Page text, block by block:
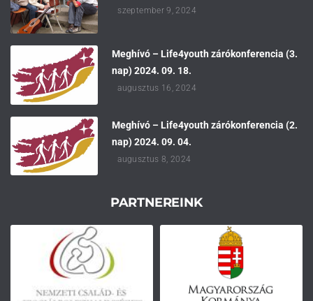
szeptember 9, 2024
Meghívó – Life4youth zárókonferencia (3.
nap) 2024. 09. 18.
augusztus 16, 2024
Meghívó – Life4youth zárókonferencia (2.
nap) 2024. 09. 04.
augusztus 8, 2024
PARTNEREINK